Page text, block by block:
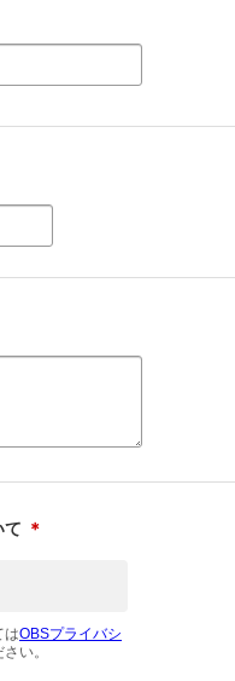
て ＊
はOBSプライバシ
い。